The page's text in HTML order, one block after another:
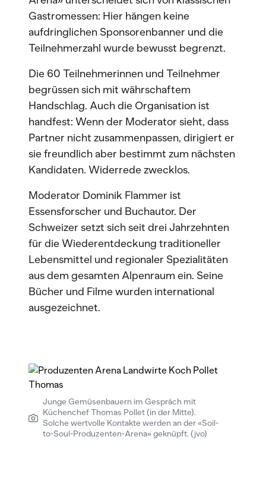
Gastromessen: Hier hängen keine
aufdringlichen Sponsorenbanner und die
Teilnehmerzahl wurde bewusst begrenzt.
Die 60 Teilnehmerinnen und Teilnehmer
begrüssen sich mit währschaftem
Handschlag. Auch die Organisation ist
handfest: Wenn der Moderator sieht, dass
Partner nicht zusammenpassen, dirigiert er
sie freundlich aber bestimmt zum nächsten
Kandidaten. Widerrede zwecklos.
Moderator Dominik Flammer ist
Essensforscher und Buchautor. Der
Schweizer setzt sich seit drei Jahrzehnten
für die Wiederentdeckung traditioneller
Lebensmittel und regionaler Spezialitäten
aus dem gesamten Alpenraum ein. Seine
Bücher und Filme wurden international
ausgezeichnet.
Junge Gemüsenbauern im Gespräch mit
Küchenchef Thomas Pollet (in der Mitte).
Solche wertvolle Kontakte werden an der «Soil-
to-Soul-Produzenten-Arena» geknüpft. (jvo)